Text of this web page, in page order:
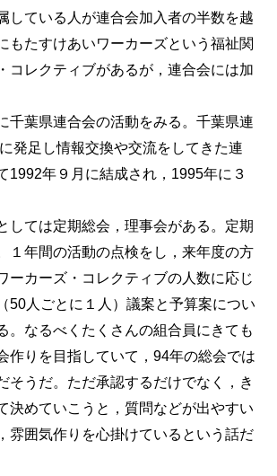
している人が連合会加入者の半数を越
もたすけあいワーカーズという福祉関
コレクティブがあるが，連合会には加
千葉県連合会の活動をみる。千葉県連
発足し情報交換や交流をしてきた連
1992年９月に結成され，1995年に３
しては定期総会，理事会がある。定期
１年間の活動の点検をし，来年度の方
ーカーズ・コレクティブの人数に応じ
50人ごとに１人）議案と予算案につい
。なるべくたくさんの組合員にきても
作りを目指していて，94年の総会では
そうだ。ただ承認するだけでなく，き
決めていこうと，質問などが出やすい
雰囲気作りを心掛けているという話だ